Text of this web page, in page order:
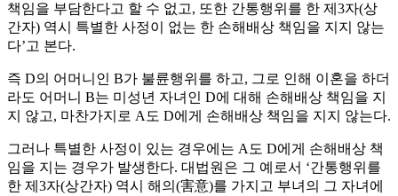
책임을 부담한다고 할 수 없고, 또한 간통행위를 한 제3자(상
간자) 역시 특별한 사정이 없는 한 손해배상 책임을 지지 않는
다’고 본다.
즉 D의 어머니인 B가 불륜행위를 하고, 그로 인해 이혼을 하더
라도 어머니 B는 미성년 자녀인 D에 대해 손해배상 책임을 지
지 않고, 마찬가지로 A도 D에게 손해배상 책임을 지지 않는다.
그러나 특별한 사정이 있는 경우에는 A도 D에게 손해배상 책
임을 지는 경우가 발생한다. 대법원은 그 예로서 ‘간통행위를
한 제3자(상간자) 역시 해의(害意)를 가지고 부녀의 그 자녀에